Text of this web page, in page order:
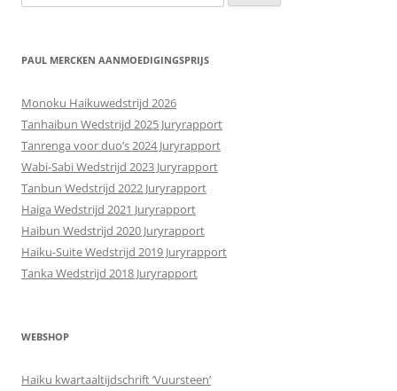
naar:
PAUL MERCKEN AANMOEDIGINGSPRIJS
Monoku Haikuwedstrijd 2026
Tanhaibun Wedstrijd 2025 Juryrapport
Tanrenga voor duo’s 2024 Juryrapport
Wabi-Sabi Wedstrijd 2023 Juryrapport
Tanbun Wedstrijd 2022 Juryrapport
Haiga Wedstrijd 2021 Juryrapport
Haibun Wedstrijd 2020 Juryrapport
Haiku-Suite Wedstrijd 2019 Juryrapport
Tanka Wedstrijd 2018 Juryrapport
WEBSHOP
Haiku kwartaaltijdschrift ‘Vuursteen’